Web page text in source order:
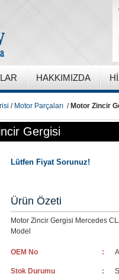
HAKKIMIZDA
/ Motor Parçaları / Motor Zincir
Gergisi
Lütfen Fiyat Sorunuz!
Ürün Özeti
Motor Zincir Gergisi Mercedes
Model
OEM No :
Stok Durumu :